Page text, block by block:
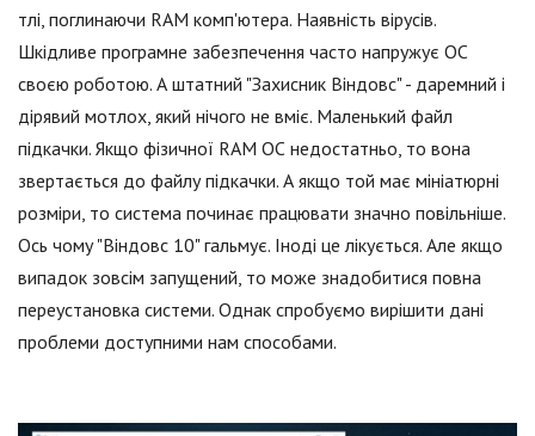
тлі, поглинаючи RAM комп'ютера. Наявність вірусів.
Шкідливе програмне забезпечення часто напружує ОС
своєю роботою. А штатний "Захисник Віндовс" - даремний і
дірявий мотлох, який нічого не вміє. Маленький файл
підкачки. Якщо фізичної RAM ОС недостатньо, то вона
звертається до файлу підкачки. А якщо той має мініатюрні
розміри, то система починає працювати значно повільніше.
Ось чому "Віндовс 10" гальмує. Іноді це лікується. Але якщо
випадок зовсім запущений, то може знадобитися повна
переустановка системи. Однак спробуємо вирішити дані
проблеми доступними нам способами.